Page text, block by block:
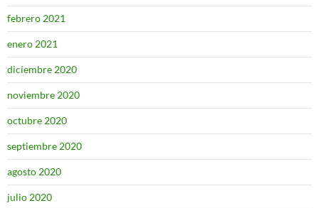
febrero 2021
enero 2021
diciembre 2020
noviembre 2020
octubre 2020
septiembre 2020
agosto 2020
julio 2020